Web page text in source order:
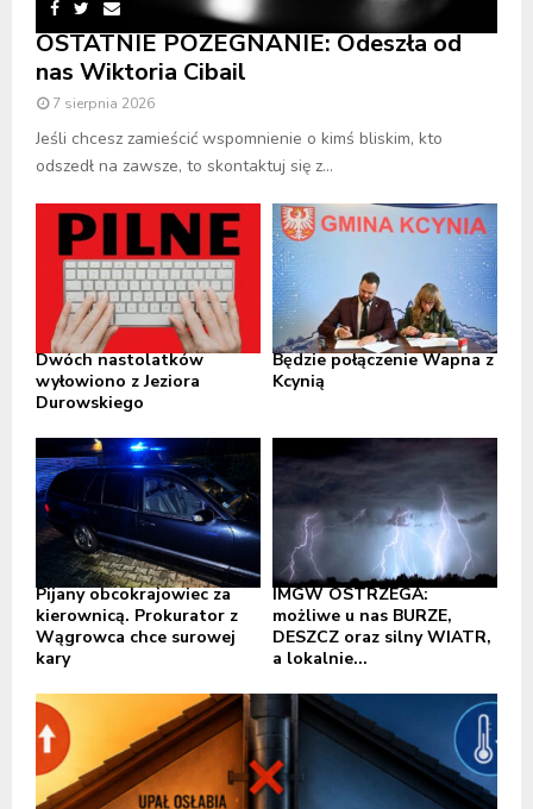
OSTATNIE POŻEGNANIE: Odeszła od
nas Wiktoria Cibail
7 sierpnia 2026
Jeśli chcesz zamieścić wspomnienie o kimś bliskim, kto
odszedł na zawsze, to skontaktuj się z...
Dwóch nastolatków
wyłowiono z Jeziora
Durowskiego
Będzie połączenie Wapna z
Kcynią
Pijany obcokrajowiec za
kierownicą. Prokurator z
Wągrowca chce surowej
kary
IMGW OSTRZEGA:
możliwe u nas BURZE,
DESZCZ oraz silny WIATR,
a lokalnie...